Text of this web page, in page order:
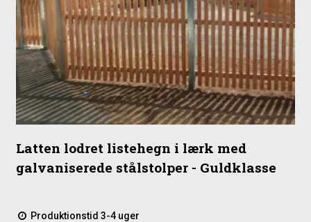
Latten lodret listehegn i lærk med
galvaniserede stålstolper - Guldklasse
Produktionstid 3-4 uger